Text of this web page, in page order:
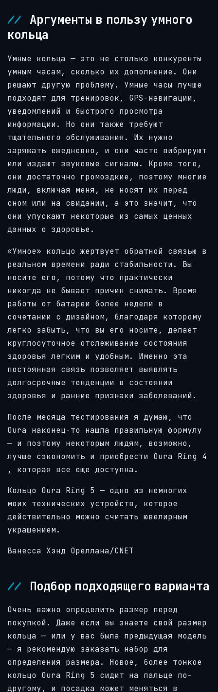
Аргументы в пользу умного
кольца
Умные кольца — это не столько конкуренты
умным часам,
сколько их дополнение. Они
решают другую проблему. Умные часы лучше
подходят для тренировок, GPS-навигации,
уведомлений и быстрого просмотра
информации. Но они также требуют
тщательного обслуживания. Их нужно
заряжать ежедневно, и они часто вибрируют
или издают звуковые сигналы. Кроме того,
они достаточно громоздкие, поэтому многие
люди, включая меня, не носят их перед
сном или на свидании, а это значит, что
они упускают некоторые из самых ценных
данных о здоровье.
«Умное» кольцо жертвует обратной связью в
реальном времени ради стабильности. Вы
носите его, потому что практически
никогда не бывает причин снимать. Время
работы от батареи более недели в
сочетании с дизайном, благодаря которому
легко забыть, что вы его носите, делает
круглосуточное отслеживание состояния
здоровья легким и удобным. Именно эта
постоянная связь позволяет выявлять
долгосрочные тенденции в состоянии
здоровья и ранние признаки заболеваний.
После месяца тестирования я думаю, что
Oura наконец-то нашла правильную формулу
— и поэтому некоторым людям, возможно,
лучше сэкономить и приобрести Oura Ring 4
, которая все еще доступна.
Кольцо Oura Ring 5 — одно из немногих
моих технических устройств, которое
действительно можно считать ювелирным
украшением.
Ванесса Хэнд Ореллана/CNET
Подбор подходящего варианта
Очень важно определить размер перед
покупкой. Даже если вы знаете свой размер
кольца — или у вас была предыдущая модель
— я рекомендую заказать набор для
определения размера. Новое, более тонкое
кольцо Oura Ring 5 сидит на пальце по-
другому, и посадка может меняться в